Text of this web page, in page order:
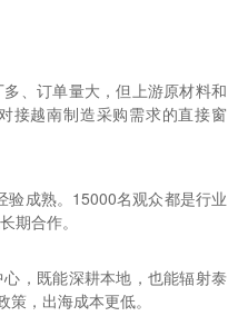
、订单量大，但上游原材料和
接越南制造采购需求的直接窗
验成熟。15000名观众都是行业
期合作。
，既能深耕本地，也能辐射泰
，出海成本更低。